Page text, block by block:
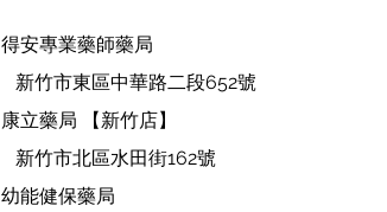
得安專業藥師藥局
新竹市東區中華路二段652號
康立藥局 【新竹店】
​ 新竹市北區水田街162號
幼能健保藥局